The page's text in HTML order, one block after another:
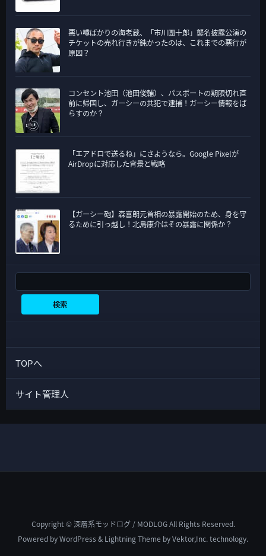
悪い噂ばかりの海老蔵、「市川團十郎」襲名披露公演の
チケットの売れ行きが鈍かったのは、これまでの悪行が
原因？
コンセント池田（池田俊輔）、パスポートの期限切れ直
前に帰国し、ガーシーの共犯で逮捕！ガーシー情報をば
らすのか？
「エアドロで送るね」にさようなら。Google Pixelが
AirDropに対応した背景と戦略
【ガーシー砲】森喜朗元首相の暴露開始のため、身を守
るために引っ越し！北島康介はその暴露に関係か？
検索
TOPへ
サイト管理人
Copyright © 深層系モッドログ / MODLOG All Rights Reserved.
Powered byWordPress & Lightning Theme by Vektor,Inc. technology.